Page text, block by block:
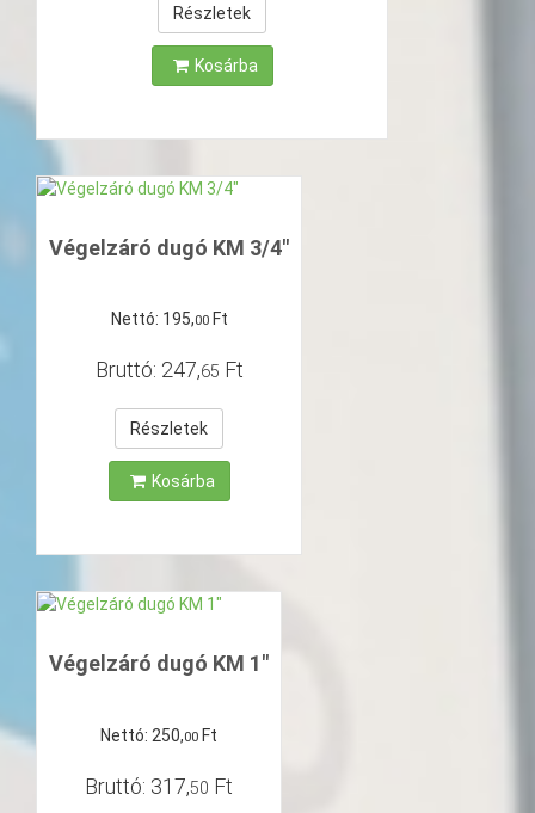
Részletek
Kosárba
Végelzáró dugó KM 3/4"
Nettó: 195,00 Ft
Bruttó: 247,65 Ft
Részletek
Kosárba
Végelzáró dugó KM 1"
Nettó: 250,00 Ft
Bruttó: 317,50 Ft